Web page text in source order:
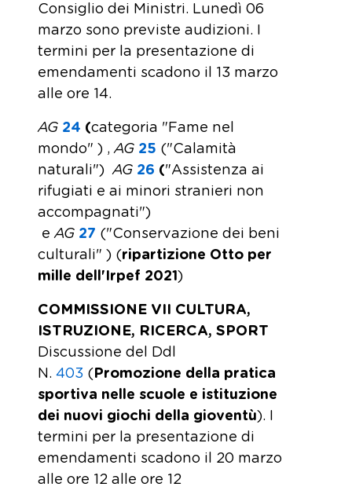
Consiglio dei Ministri. Lunedì 06
marzo sono previste audizioni. I
termini per la presentazione di
emendamenti scadono il 13 marzo
alle ore 14.
AG 24 (categoria "Fame nel
mondo" ) ,AG 25 ("Calamità
naturali")AG 26 ("Assistenza ai
rifugiati e ai minori stranieri non
accompagnati")
eAG 27 ("Conservazione dei beni
culturali" ) (ripartizione Otto per
mille dell'Irpef 2021)
COMMISSIONE VII CULTURA,
ISTRUZIONE, RICERCA, SPORT
Discussione del Ddl
N. 403 ( Promozione della pratica
sportiva nelle scuole e istituzione
dei nuovi giochi della gioventù). I
termini per la presentazione di
emendamenti scadono il 20 marzo
alle ore 12 alle ore 12